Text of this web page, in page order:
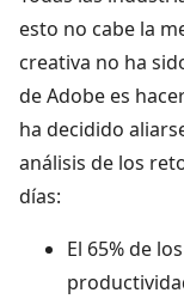
esto no cabe la
creativa no ha
de Adobe es
ha decidido
análisis de los
días:
El 65% de